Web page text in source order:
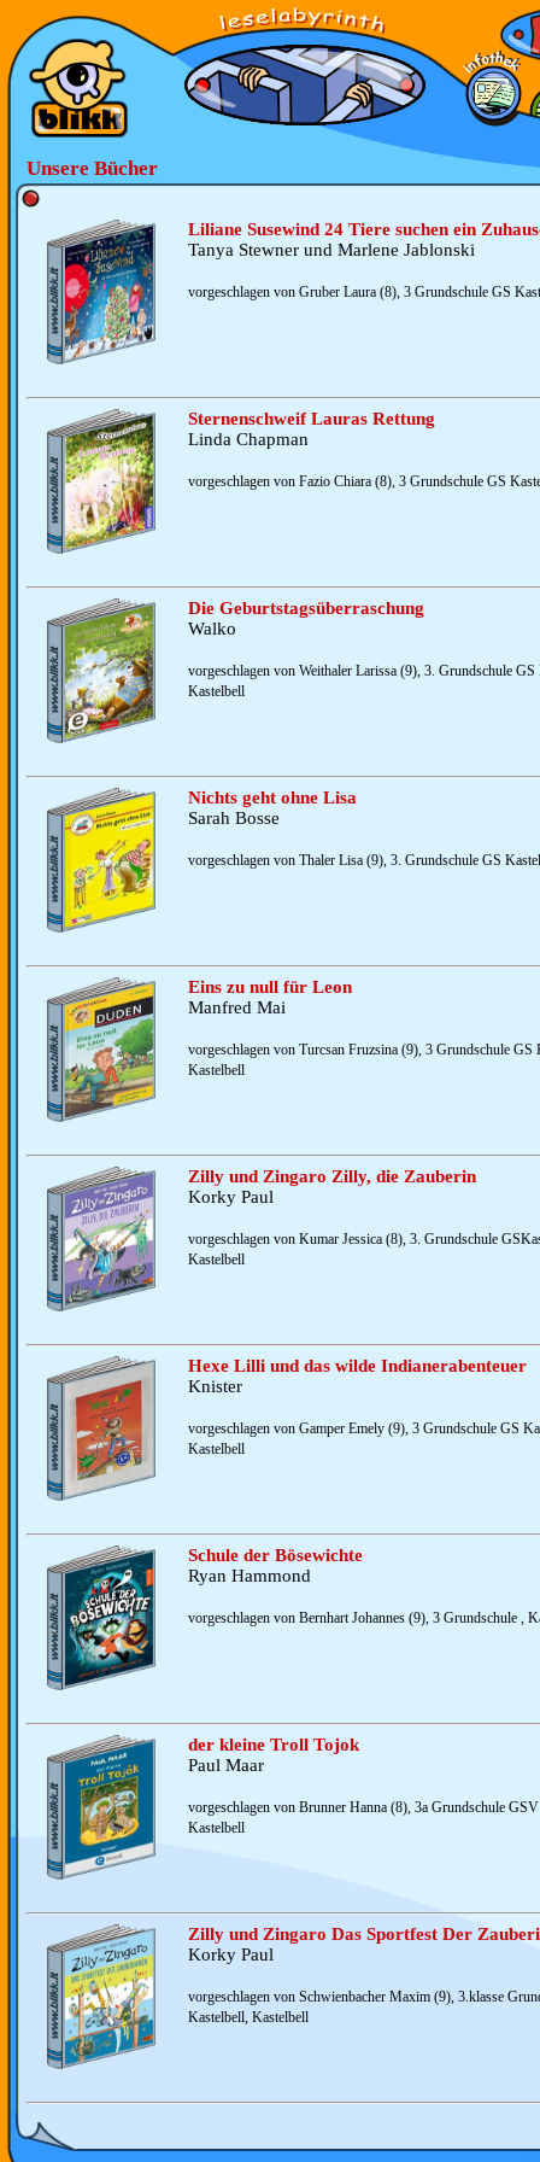
Unsere Bücher
Liliane Susewind 24 Tiere suchen ein
Tanya Stewner und Marlene Jablonski
vorgeschlagen von Gruber Laura (8), 3 Grundschule GS
Sternenschweif Lauras Rettung
Linda Chapman
vorgeschlagen von Fazio Chiara (8), 3 Grundschule GS
Die Geburtstagsüberraschung
Walko
vorgeschlagen von Weithaler Larissa (9), 3. Grundschule GS
Kastelbell
Nichts geht ohne Lisa
Sarah Bosse
vorgeschlagen von Thaler Lisa (9), 3. Grundschule GS
Eins zu null für Leon
Manfred Mai
vorgeschlagen von Turcsan Fruzsina (9), 3 Grundschule GS
Kastelbell
Zilly und Zingaro Zilly, die Zauberin
Korky Paul
vorgeschlagen von Kumar Jessica (8), 3. Grundschule
Kastelbell
Hexe Lilli und das wilde Indianerabenteuer
Knister
vorgeschlagen von Gamper Emely (9), 3 Grundschule GS
Kastelbell
Schule der Bösewichte
Ryan Hammond
vorgeschlagen von Bernhart Johannes (9), 3 Grundschule ,
der kleine Troll Tojok
Paul Maar
vorgeschlagen von Brunner Hanna (8), 3a Grundschule
Kastelbell
Zilly und Zingaro Das Sportfest Der
Korky Paul
vorgeschlagen von Schwienbacher Maxim (9), 3.klasse
Kastelbell, Kastelbell